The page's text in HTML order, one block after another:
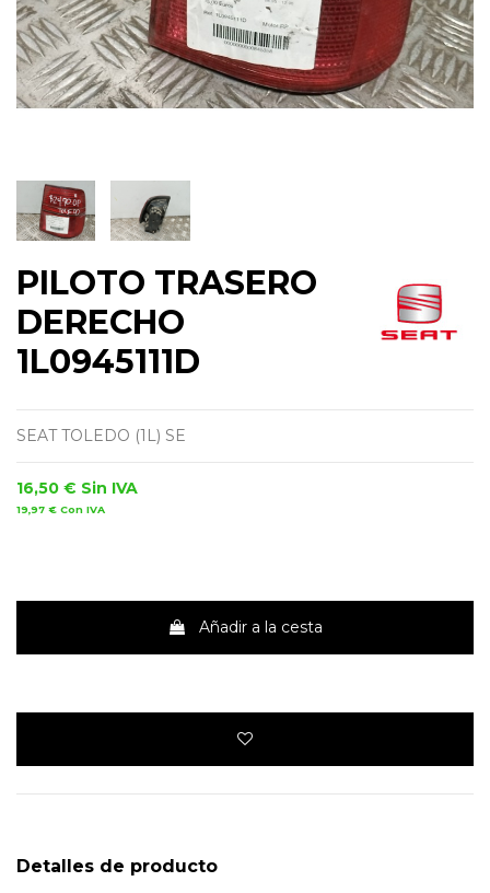
PILOTO TRASERO
DERECHO
1L0945111D
SEAT TOLEDO (1L) SE
16,50 € Sin IVA
19,97 € Con IVA
Añadir a la cesta
Detalles de producto